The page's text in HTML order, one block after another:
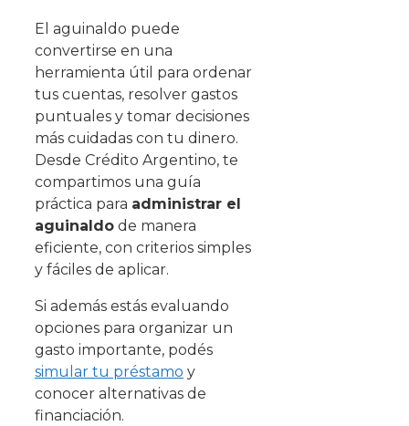
El aguinaldo puede
convertirse en una
herramienta útil para ordenar
tus cuentas, resolver gastos
puntuales y tomar decisiones
más cuidadas con tu dinero.
Desde Crédito Argentino, te
compartimos una guía
práctica para administrar el
aguinaldo de manera
eficiente, con criterios simples
y fáciles de aplicar.
Si además estás evaluando
opciones para organizar un
gasto importante, podés
simular tu préstamo y
conocer alternativas de
financiación.